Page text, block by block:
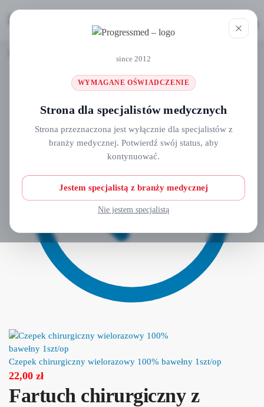
since 2012
WYMAGANE OŚWIADCZENIE
Strona dla specjalistów medycznych
Strona przeznaczona jest wyłącznie dla specjalistów z
branży medycznej. Potwierdź swój status, aby
kontynuować.
Jestem specjalistą z branży medycznej
Nie jestem specjalistą
Czepek chirurgiczny wielorazowy 100% bawełny 1szt/op
22,00 zł
Fartuch chirurgiczny z